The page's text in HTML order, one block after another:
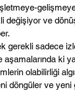
gelişmeye
değişiyor ve
gerekli sadece
ki
olabilirliği
döngüler ve